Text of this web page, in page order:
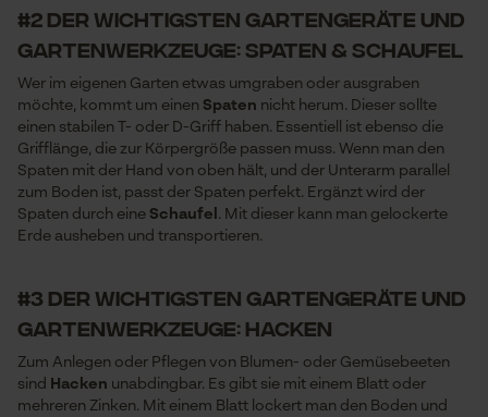
#2 der wichtigsten Gartengeräte und
Gartenwerkzeuge: Spaten & Schaufel
Wer im eigenen Garten etwas umgraben oder ausgraben
möchte, kommt um einen Spaten nicht herum. Dieser sollte
einen stabilen T- oder D-Griff haben. Essentiell ist ebenso die
Grifflänge, die zur Körpergröße passen muss. Wenn man den
Spaten mit der Hand von oben hält, und der Unterarm parallel
zum Boden ist, passt der Spaten perfekt. Ergänzt wird der
Spaten durch eine Schaufel . Mit dieser kann man gelockerte
Erde ausheben und transportieren.
#3 der wichtigsten Gartengeräte und
Gartenwerkzeuge: Hacken
Zum Anlegen oder Pflegen von Blumen- oder Gemüsebeeten
sind Hacken unabdingbar. Es gibt sie mit einem Blatt oder
mehreren Zinken. Mit einem Blatt lockert man den Boden und